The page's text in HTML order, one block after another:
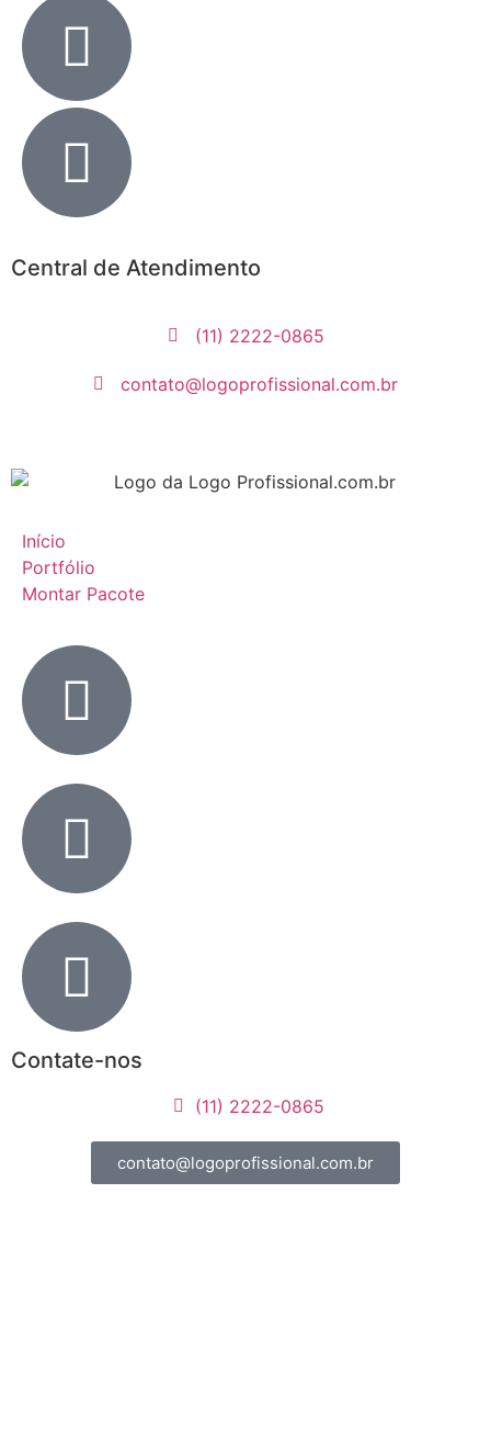
Central de Atendimento
(11) 2222-0865
contato@logoprofissional.com.br
Início
Portfólio
Montar Pacote
Contate-nos
(11) 2222-0865
contato@logoprofissional.com.br